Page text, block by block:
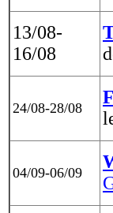
13/08-
16/08
24/08-28/08
04/09-06/09